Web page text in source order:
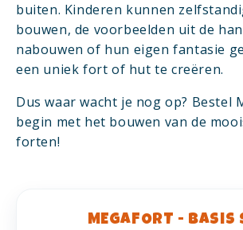
buiten. Kinderen kunnen
bouwen, de voorbeelden uit de
nabouwen of hun eigen fantasie
een uniek fort of hut te creëren.
Dus waar wacht je nog op? Bestel
begin met het bouwen van de
forten!
MEGAFORT -